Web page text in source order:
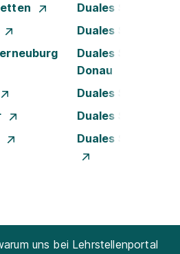
Duales Studium
Duales Studium
Duales Studium
Donau
Duales Studium
Duales Studium
Duales Studium
uns bei Lehrstellenportal